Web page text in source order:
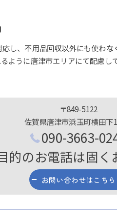
し、不用品回収以外にも使わ
ように唐津市エリアにて配慮し
〒849-5122
佐賀県唐津市浜玉町横田下
090-3663-
のお電話は固く
お問い合わせはこちら